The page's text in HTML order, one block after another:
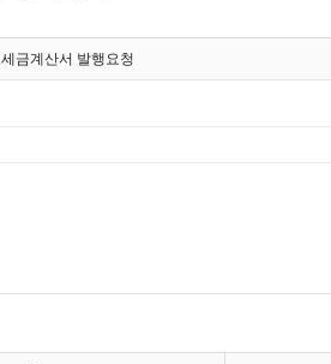
세금계산서 발행요청